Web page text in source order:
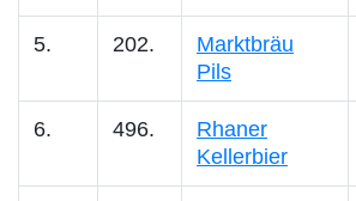
5. 202.
Marktbräu
Pils
6. 496.
Rhaner
Kellerbier